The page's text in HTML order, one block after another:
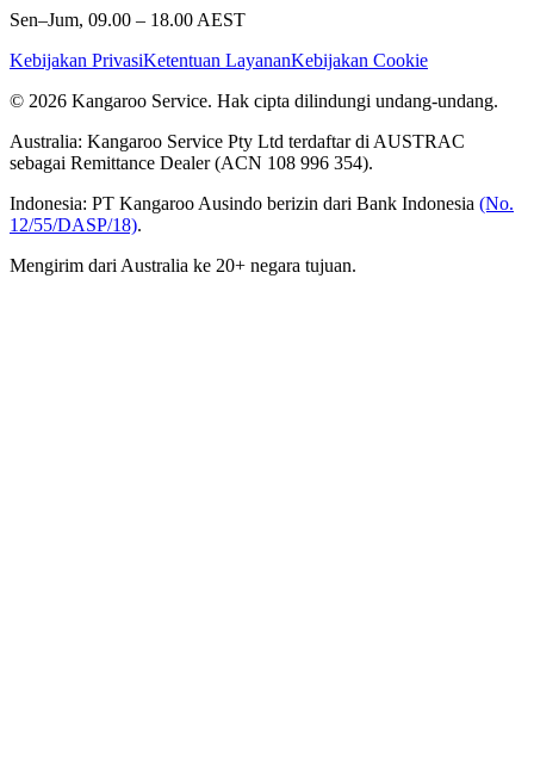
Sen–Jum, 09.00 – 18.00 AEST
Kebijakan PrivasiKetentuan LayananKebijakan Cookie
© 2026 Kangaroo Service. Hak cipta dilindungi undang-undang.
Australia: Kangaroo Service Pty Ltd terdaftar di AUSTRAC
sebagai Remittance Dealer (ACN 108 996 354).
Indonesia: PT Kangaroo Ausindo berizin dari Bank Indonesia (No.
12/55/DASP/18).
Mengirim dari Australia ke 20+ negara tujuan.